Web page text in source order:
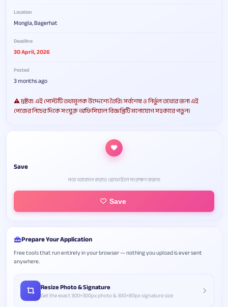
Location
Mongla, Bagerhat
Deadline
30 April, 2026
Posted
3 months ago
⚠️ দ্রষ্টব্য: এই পোস্টটি তথ্যমূলক উদ্দেশ্যে তৈরি। সর্বশেষ ও নির্ভুল তথ্যের জন্য এই
পেজের নিচের দিকে সংযুক্ত অফিসিয়াল বিজ্ঞপ্তিটি মনোযোগ সহকারে পড়ুন।
Save
পরে আবেদন করতে প্রোফাইলে সংরক্ষণ করুন।
Save
Prepare Your Application
Free tools that run entirely in your browser — nothing you upload is ever sent
anywhere.
Resize Photo & Signature
Get the exact 300×300px photo & 300×80px signature size